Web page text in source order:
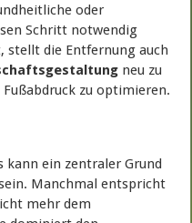
oder
Schritt notwendig
stellt die Entfernung auch
neu zu
zu optimieren.
kann ein zentraler Grund
Manchmal entspricht
mehr dem